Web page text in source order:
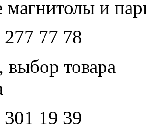
магнитолы и
77 78
выбор товара
19 39